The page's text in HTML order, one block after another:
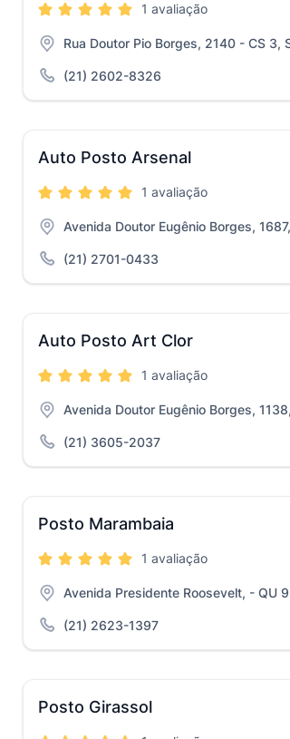
1 avaliação
Rua Doutor Pio Borges, 2140 - CS 3,
(21) 2602-8326
Auto Posto Arsenal
1 avaliação
Avenida Doutor Eugênio Borges,
(21) 2701-0433
Auto Posto Art Clor
1 avaliação
Avenida Doutor Eugênio Borges,
(21) 3605-2037
Posto Marambaia
1 avaliação
Avenida Presidente Roosevelt, - QU
(21) 2623-1397
Posto Girassol